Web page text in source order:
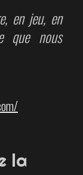
en jeu, en
que nous
la